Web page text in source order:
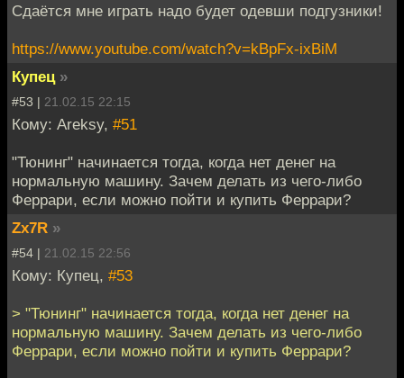
Сдаётся мне играть надо будет одевши подгузники!
https://www.youtube.com/watch?v=kBpFx-ixBiM
Купец »
#53 | 21.02.15 22:15
Кому: Areksy, #51
"Тюнинг" начинается тогда, когда нет денег на
нормальную машину. Зачем делать из чего-либо
Феррари, если можно пойти и купить Феррари?
Zx7R »
#54 | 21.02.15 22:56
Кому: Купец, #53
> "Тюнинг" начинается тогда, когда нет денег на
нормальную машину. Зачем делать из чего-либо
Феррари, если можно пойти и купить Феррари?